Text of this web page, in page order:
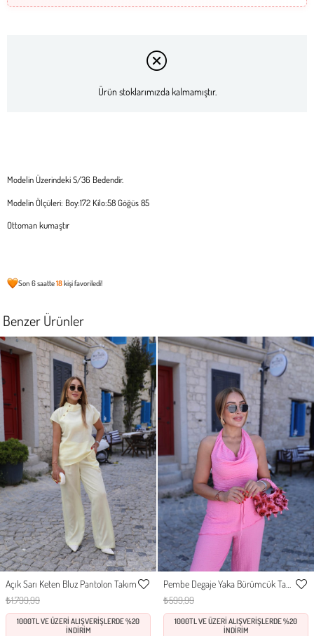
Ürün stoklarımızda kalmamıştır.
Modelin Üzerindeki S/36 Bedendir.
Modelin Ölçüleri: Boy:172 Kilo:58 Göğüs 85
Ottoman kumaştır
Son 6 saatte18kişi favoriledi!
Benzer Ürünler
Açık Sarı Keten Bluz Pantolon Takım
Favorilere
Ekle
₺1.799,99
1000TL VE ÜZERİ ALIŞVERİŞLERDE %20
İNDİRİM
S
Ekle
₺599,99
1000TL VE ÜZERİ ALIŞVERİŞLERDE %20
İNDİRİM